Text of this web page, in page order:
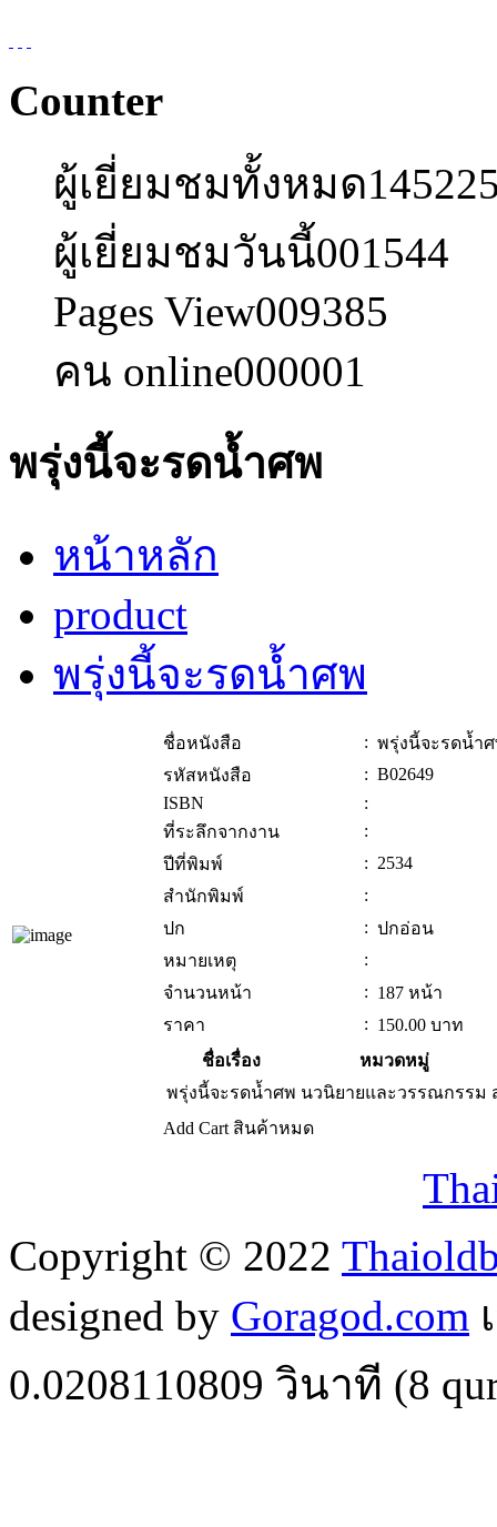
Counter
ผู้เยี่ยมชมทั้งหมด
ผู้เยี่ยมชมวันนี้001544
Pages View009385
คน online000001
พรุ่งนี้จะรดน้ำศพ
หน้าหลัก
product
พรุ่งนี้จะรดน้ำศพ
ชื่อหนังสือ : พรุ่งนี้จะรดน้ำ
รหัสหนังสือ
: B02649
ISBN
:
ที่ระลึกจากงาน
:
ปีที่พิมพ์
: 2534
สำนักพิมพ์
:
ปก
: ปกอ่อน
หมายเหตุ
:
จำนวนหน้า
: 187 หน้า
ราคา
: 150.00 บาท
ชื่อเรื่อง
หมวดหมู่
พรุ่งนี้จะรดน้ำศพ นวนิยายและวรรณกรรม
Add Cart สินค้าหมด
Copyright © 2022
designed by Goragod.com
0.0208110809 วินาที (8